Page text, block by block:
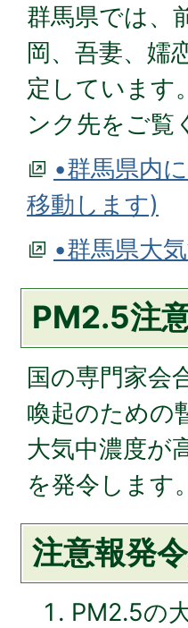
群馬県では、
岡、吾妻、嬬
定しています
ンク先をご覧
•群馬県内
移動します)
•群馬県大
PM2.5注
国の専門家会
喚起のための
大気中濃度が
を発令します。
注意報発
PM2.5の